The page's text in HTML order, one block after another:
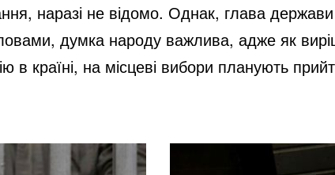
наразі не відомо. Однак, глава
думка народу важлива, адже як
в країні, на місцеві вибори планують